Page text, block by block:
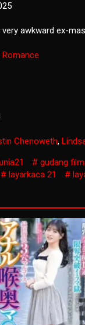
awkward ex-
Romance
Chenoweth,
gudang film
layarkaca 21